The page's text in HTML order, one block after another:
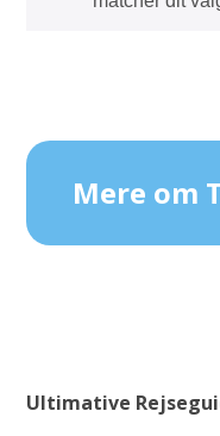
Mere om
Ultimative